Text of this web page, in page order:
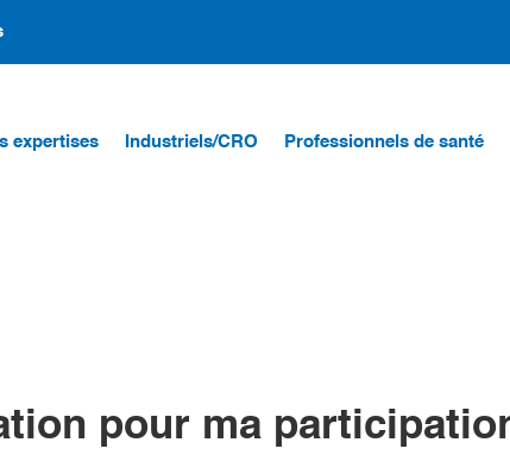
expertises Industriels/CRO Professionnels de santé
pour ma